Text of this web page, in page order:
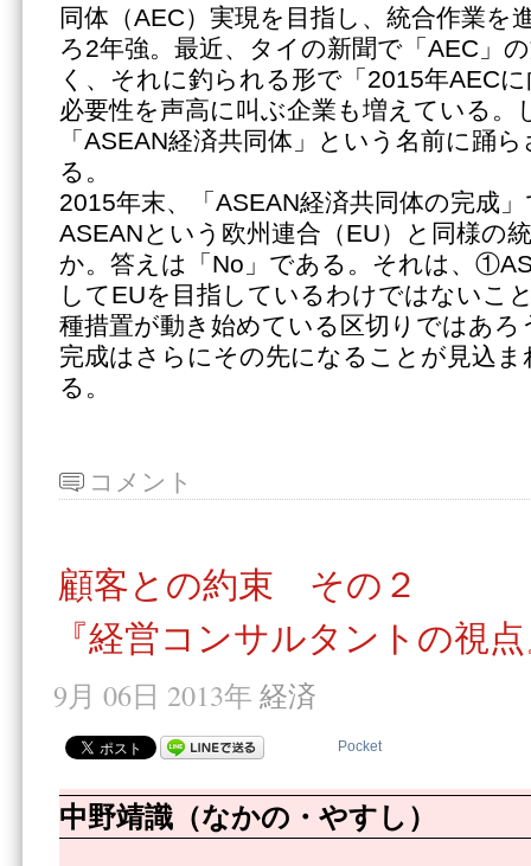
同体（AEC）実現を目指し、統合作業を
ろ2年強。最近、タイの新聞で「AEC」
く、それに釣られる形で「2015年AEC
必要性を声高に叫ぶ企業も増えている。
「ASEAN経済共同体」という名前に踊
る。
2015年末、「ASEAN経済共同体の完成
ASEANという欧州連合（EU）と同様の
か。答えは「No」である。それは、
してEUを目指しているわけではないこ
種措置が動き始めている区切りではあろ
完成はさらにその先になることが見込
る。
コメント
顧客との約束 その２
『経営コンサルタントの視
9月 06日 2013年 経済
Pocket
中野靖識（なかの・やすし）